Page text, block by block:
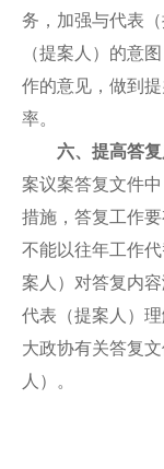
务，加强与代表
（提案人）的意
作的意见，做到
率。
六、提高答复
案议案答复文件
措施，答复工作
不能以往年工作
案人）对答复内
代表（提案人）
大政协有关答复
人）。